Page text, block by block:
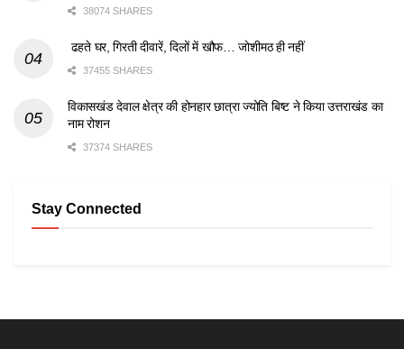
38074 SHARES
ढहते घर, गिरती दीवारें, दिलों में खौफ… जोशीमठ ही नहीं
37455 SHARES
विकासखंड देवाल क्षेत्र की होनहार छात्रा ज्योति बिष्ट ने किया उत्तराखंड का
नाम रोशन
37374 SHARES
Stay Connected